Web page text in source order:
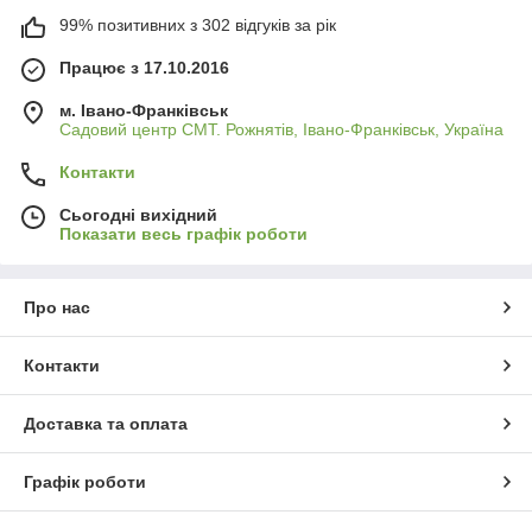
99% позитивних з 302 відгуків за рік
Працює з 17.10.2016
м. Івано-Франківськ
Садовий центр СМТ. Рожнятів, Івано-Франківськ, Україна
Контакти
Сьогодні вихідний
Показати весь графік роботи
Про нас
Контакти
Доставка та оплата
Графік роботи